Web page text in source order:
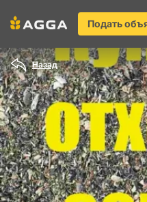
Подать
Назад